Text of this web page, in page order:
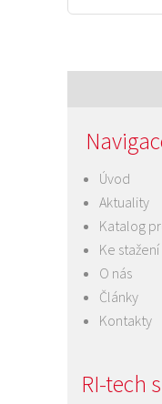
Úvod
Aktuality
Katalog
Ke stažení
O nás
Články
Kontakty
RI-tech